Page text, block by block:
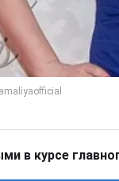
в курсе